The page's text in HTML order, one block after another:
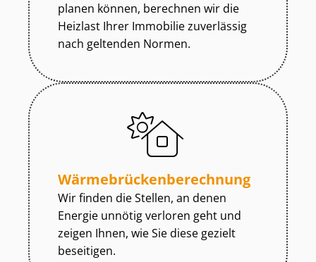
planen können, berechnen wir die
Heizlast Ihrer Immobilie zuverlässig
nach geltenden Normen.
Wär­me­brü­cken­be­rech­nung
Wir finden die Stellen, an denen
Energie unnötig verloren geht und
zeigen Ihnen, wie Sie diese gezielt
beseitigen.